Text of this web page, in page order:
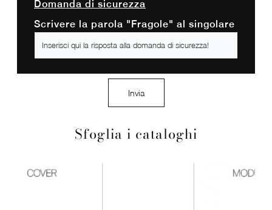
Sfoglia i cataloghi
Domanda di sicurezza
Scrivere la parola "Fragole" al singolare
Invia